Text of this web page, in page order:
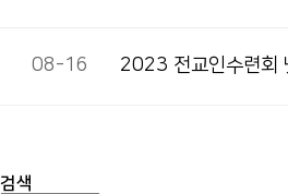
08-16 2023 전교인수련회
검색